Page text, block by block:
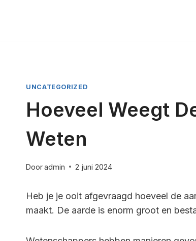
UNCATEGORIZED
Hoeveel Weegt
Weten
Dooradmin 2 juni 2024
Heb je je ooit afgevraagd hoeveel de
maakt. De aarde is enorm groot en